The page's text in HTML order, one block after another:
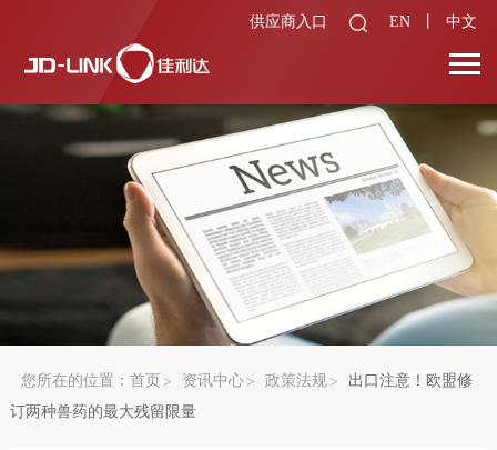
供应商入口 EN 中文
您所在的位置： 首页 资讯中心 政策法规
出口注意！欧盟修
订两种兽药的最大残留限量